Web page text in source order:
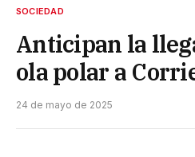
SOCIEDAD
Anticipan la
ola polar a
24 de mayo de 2025